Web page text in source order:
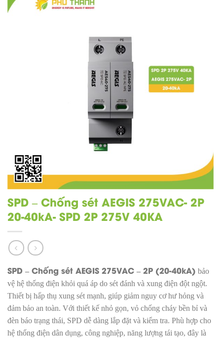
SPD – Chống sét AEGIS 275VAC- 2P
20-40kA- SPD 2P 275V 40KA
SPD – Chống sét AEGIS 275VAC – 2P (20-40kA) bảo
vệ hệ thống điện khỏi quá áp do sét đánh và xung điện đột ngột.
Thiết bị hấp thụ xung sét mạnh, giúp giảm nguy cơ hư hỏng và
đảm bảo an toàn. Với thiết kế nhỏ gọn, vỏ chống cháy bền bỉ và
đèn báo trạng thái, SPD dễ dàng lắp đặt và kiểm tra. Phù hợp cho
hệ thống điện dân dụng, công nghiệp, năng lượng tái tạo, đây là